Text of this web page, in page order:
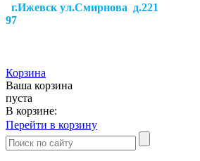
г.Ижевск ул.Смирнова д.221
97
Корзина
Ваша корзина
пуста
В корзине:
Перейти в корзину